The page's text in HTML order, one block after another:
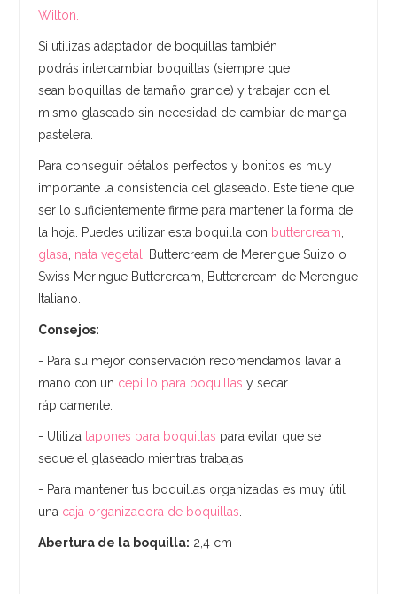
Wilton.
Si utilizas adaptador de boquillas también
podrás intercambiar boquillas (siempre que
sean boquillas de tamaño grande) y trabajar con el
mismo glaseado sin necesidad de cambiar de manga
pastelera.
Para conseguir pétalos perfectos y bonitos es muy
importante la consistencia del glaseado. Este tiene que
ser lo suficientemente firme para mantener la forma de
la hoja. Puedes utilizar esta boquilla con buttercream
glasa nata vegetal
, Buttercream de Merengue Suizo o
Swiss Meringue Buttercream, Buttercream de Merengue
Italiano.
Consejos:
- Para su mejor conservación recomendamos lavar a
mano con un cepillo para boquillas y secar
rápidamente.
- Utilizatapones para boquillas para evitar que se
seque el glaseado mientras trabajas.
- Para mantener tus boquillas organizadas es muy útil
una caja organizadora de boquillas
Abertura de la boquilla: 2,4 cm